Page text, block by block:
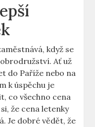
když se
Ať už
do Paříže nebo na
k úspěchu je
co všechno cena
že cena letenky
Je dobré vědět, že